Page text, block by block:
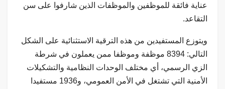
عناية فائقة للموظفين والموظفات الذين شارفوا على سن
التقاعد.
ويتوزع المستفيدين من هذه الترقية الاستثنائية على الشكل
التالي: 8394 موظفة وموظفا ممن يعملون في شرطة
الزي الرسمي، أي مختلف الوحدات النظامية والتشكيلات
الأمنية التي تشتغل في الأمن العمومي، و1936 مستفيدا